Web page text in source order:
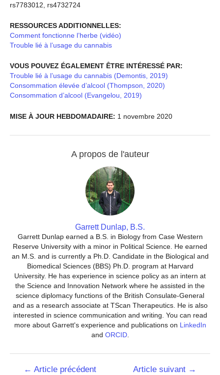
rs7783012, rs4732724
RESSOURCES ADDITIONNELLES:
Comment fonctionne l’herbe (vidéo)
Trouble lié à l’usage du cannabis
VOUS POUVEZ ÉGALEMENT ÊTRE INTÉRESSÉ PAR:
Trouble lié à l’usage du cannabis (Demontis, 2019)
Consommation élevée d’alcool (Thompson, 2020)
Consommation d’alcool (Evangelou, 2019)
MISE À JOUR HEBDOMADAIRE: 1 novembre 2020
A propos de l'auteur
Garrett Dunlap, B.S.
Garrett Dunlap earned a B.S. in Biology from Case Western
Reserve University with a minor in Political Science. He earned
an M.S. and is currently a Ph.D. Candidate in the Biological and
Biomedical Sciences (BBS) Ph.D. program at Harvard
University. He has experience in science policy as an intern at
the Science and Innovation Network where he assisted in the
science diplomacy functions of the British Consulate-General
and as a research associate at TScan Therapeutics. He is also
interested in science communication and writing. You can read
more about Garrett's experience and publications on LinkedIn
and ORCID.
Navigation
← Article précédent Article suivant →